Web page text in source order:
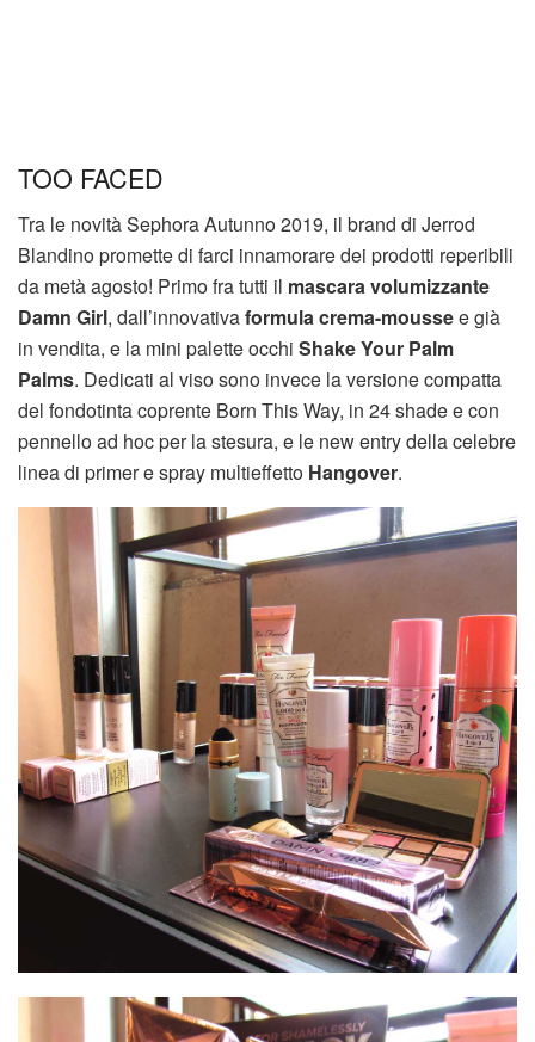
TOO FACED
Tra le novità Sephora Autunno 2019, il brand di Jerrod
Blandino promette di farci innamorare dei prodotti reperibili
da metà agosto! Primo fra tutti il mascara volumizzante
Damn Girl, dall’innovativaformula crema-moussee già
in vendita, e la mini palette occhi Shake Your Palm
Palms. Dedicati al viso sono invece la versione compatta
del fondotinta coprente Born This Way, in 24 shade e con
pennello ad hoc per la stesura, e le new entry della celebre
linea di primer e spray multieffetto Hangover.